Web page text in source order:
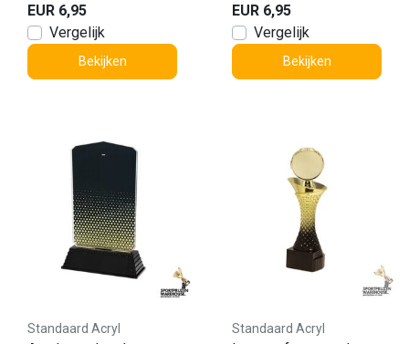
EUR 6,95
Vergelijk
Bekijken
EUR 6,95
Vergelijk
Bekijken
Standaard Acryl Standaard Acryl